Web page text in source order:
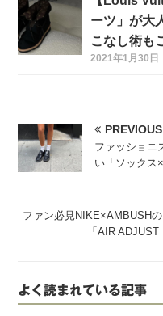
ーツ」が大
こなし術も
2021年1月30日
PREVIOUS
ファッショニ
い「ソックス
ファン必見NIKE×AMBUSH
「AIR
よく読まれている記事